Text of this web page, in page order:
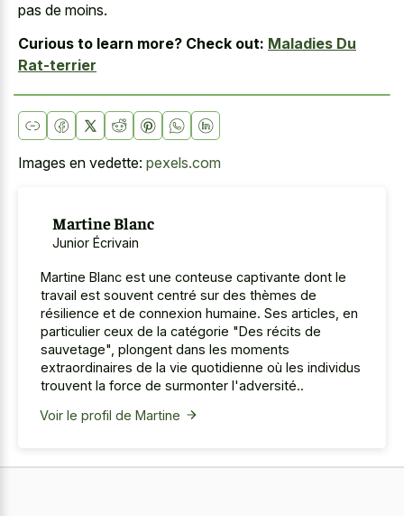
pas de moins.
Curious to learn more? Check out: Maladies Du
Rat-terrier
Images en vedette: pexels.com
Martine Blanc
Junior Écrivain
Martine Blanc est une conteuse captivante dont le
travail est souvent centré sur des thèmes de
résilience et de connexion humaine. Ses articles, en
particulier ceux de la catégorie "Des récits de
sauvetage", plongent dans les moments
extraordinaires de la vie quotidienne où les individus
trouvent la force de surmonter l'adversité..
Voir le profil de Martine